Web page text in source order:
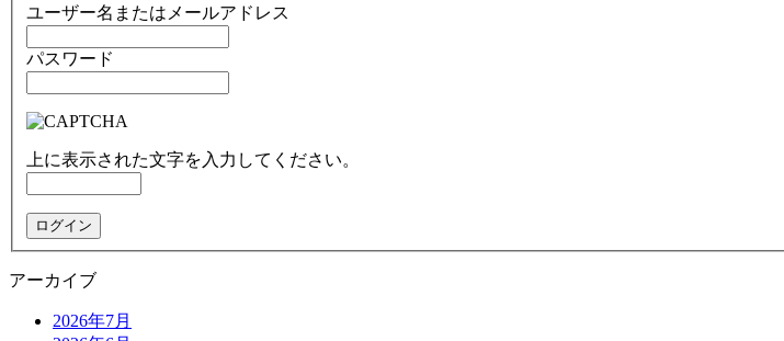
ユーザー名またはメールアドレス
パスワード
上に表示された文字を入力してください。
アーカイブ
2026年7月